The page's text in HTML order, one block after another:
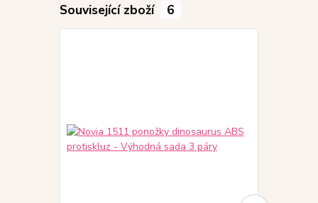
Související zboží 6